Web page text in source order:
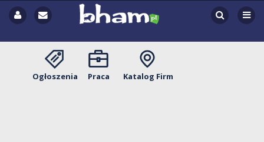
Ogłoszenia Praca Katalog Firm